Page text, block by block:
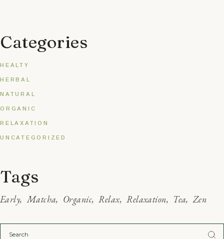
Categories
HEALTY
HERBAL
NATURAL
ORGANIC
RELAXATION
UNCATEGORIZED
Tags
Early Matcha Organic Relax Relaxation Tea Zen